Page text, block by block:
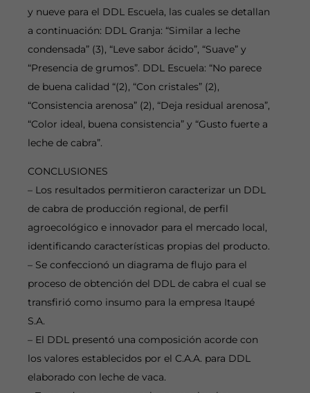
y nueve para el DDL Escuela, las cuales se detallan
a continuación: DDL Granja: “Similar a leche
condensada” (3), “Leve sabor ácido”, “Suave” y
“Presencia de grumos”. DDL Escuela: “No parece
de buena calidad “(2), “Con cristales” (2),
“Consistencia arenosa” (2), “Deja residual arenosa”,
“Color ideal, buena consistencia” y “Gusto fuerte a
leche de cabra”.
CONCLUSIONES
– Los resultados permitieron caracterizar un DDL
de cabra de producción regional, de perfil
agroecológico e innovador para el mercado local,
identificando características propias del producto.
– Se confeccionó un diagrama de flujo para el
proceso de obtención del DDL de cabra el cual se
transfirió como insumo para la empresa Itaupé
S.A.
– El DDL presentó una composición acorde con
los valores establecidos por el C.A.A. para DDL
elaborado con leche de vaca.